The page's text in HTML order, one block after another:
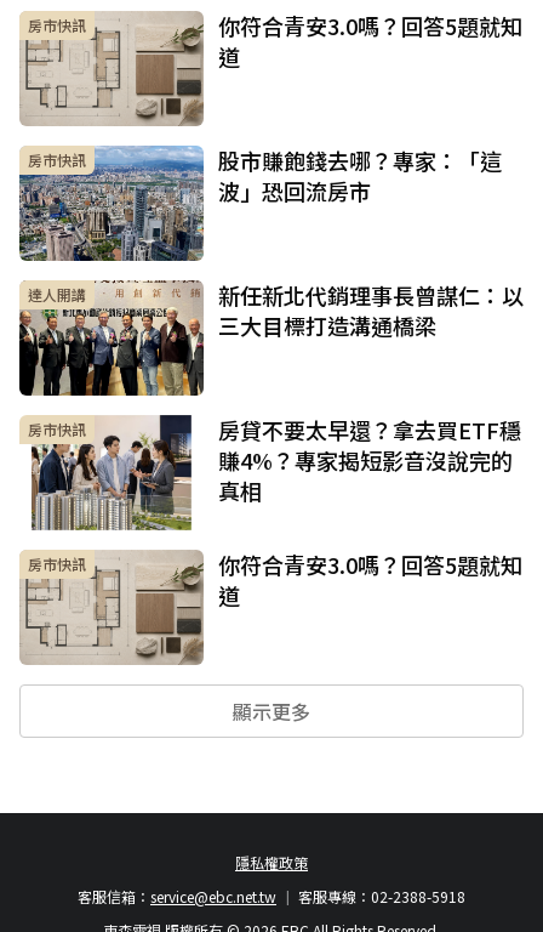
房市快訊
你符合青安3.0嗎？回答5題就知
道
房市快訊
股市賺飽錢去哪？專家：「這
波」恐回流房市
達人開講
新任新北代銷理事長曾謀仁：以
三大目標打造溝通橋梁
房市快訊
房貸不要太早還？拿去買ETF穩
賺4%？專家揭短影音沒說完的
真相
房市快訊
你符合青安3.0嗎？回答5題就知
道
顯示更多
隱私權政策
客服專線：02-2388-5918
客服信箱： service@ebc.net.tw